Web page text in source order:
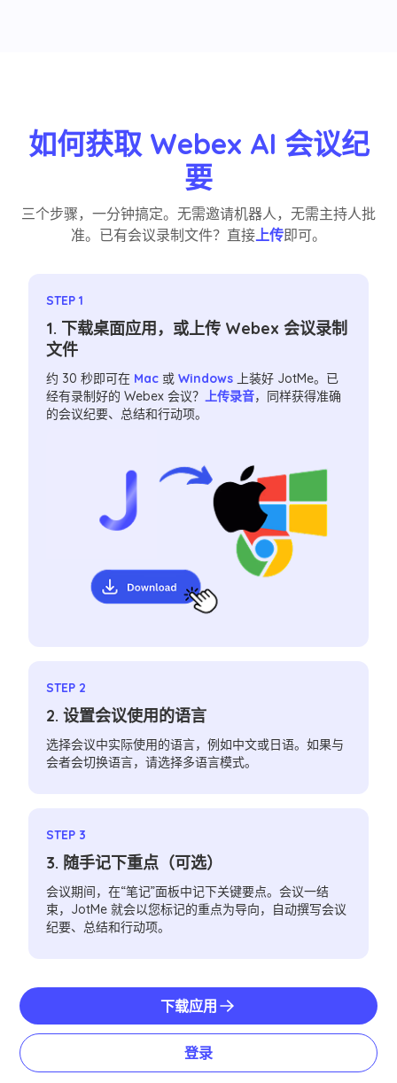
如何获取 Webex AI 会议纪
要
三个步骤，一分钟搞定。无需邀请机器人，无需主持人批
准。已有会议录制文件？直接上传即可。
STEP 1
1. 下载桌面应用，或上传 Webex 会议录制
文件
约 30 秒即可在 Mac 或Windows 上装好 JotMe。已
经有录制好的 Webex 会议？上传录音，同样获得准确
的会议纪要、总结和行动项。
STEP 2
2. 设置会议使用的语言
选择会议中实际使用的语言，例如中文或日语。如果与
会者会切换语言，请选择多语言模式。
STEP 3
3. 随手记下重点（可选）
会议期间，在“笔记”面板中记下关键要点。会议一结
束，JotMe 就会以您标记的重点为导向，自动撰写会议
纪要、总结和行动项。
下载应用
登录